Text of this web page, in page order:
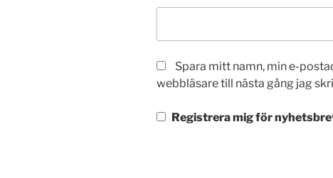
Spara mitt namn, min e-
webbläsare till nästa gång jag
Registrera mig för